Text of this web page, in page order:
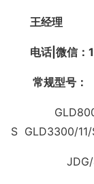
王经理
电话| 微信：
常规型号：
S GLD3300/